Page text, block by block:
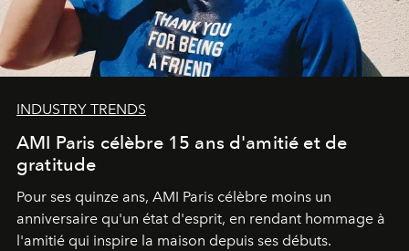
INDUSTRY TRENDS
AMI Paris célèbre 15 ans d'amitié et de
gratitude
Pour ses quinze ans, AMI Paris célèbre moins un
anniversaire qu'un état d'esprit, en rendant hommage à
l'amitié qui inspire la maison depuis ses débuts.